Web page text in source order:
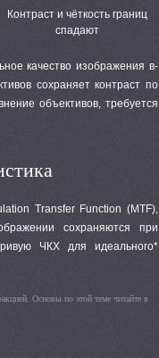
Контраст и чёткость границ
спадают
качество изображения в-
сохраняет контраст по
объективов, требуется
Transfer Function (MTF),
сохраняются при
ЧКХ для идеального*
Основы по этой теме читайте в